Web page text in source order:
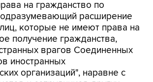
которые не имеют права на
получение гражданства,
врагов Соединенных
иностранных
организаций", наравне с
и сотрудников других
организаций.